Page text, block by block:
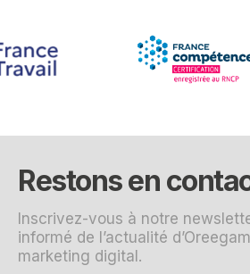
Restons en
Inscrivez-vous à notre
informé de l’actualité
marketing digital.